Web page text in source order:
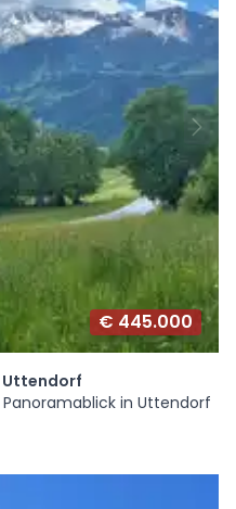
€ 445.000
Uttendorf
in Uttendorf